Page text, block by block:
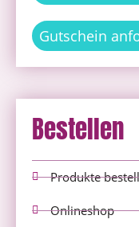
Gutschein
Bestellen
Produkte
Onlineshop